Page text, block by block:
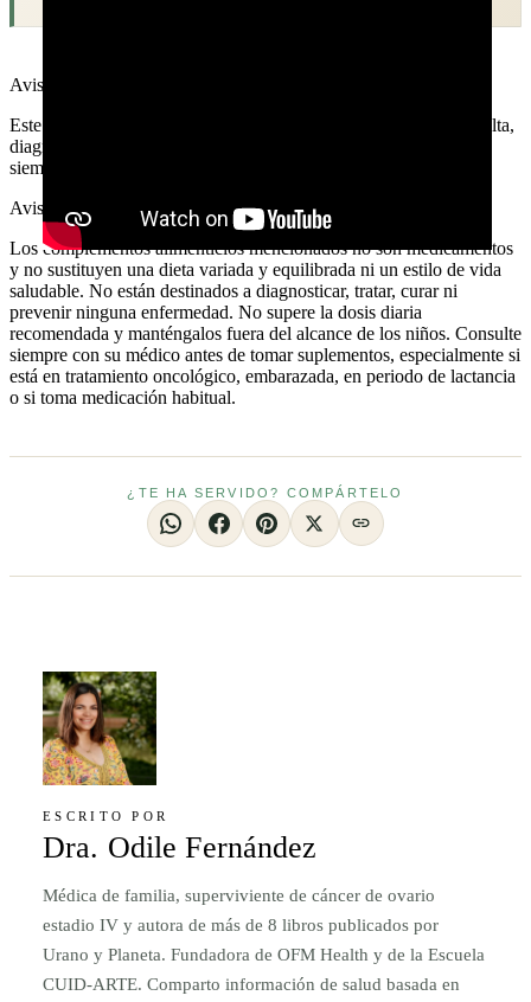
Aviso médico
Este contenido es informativo y educativo. No sustituye la consulta,
diagnóstico o tratamiento de un profesional sanitario. Consulta
siempre a tu médico antes de tomar decisiones sobre tu salud.
Aviso legal · complementos alimenticios
Los complementos alimenticios mencionados no son medicamentos
y no sustituyen una dieta variada y equilibrada ni un estilo de vida
saludable. No están destinados a diagnosticar, tratar, curar ni
prevenir ninguna enfermedad. No supere la dosis diaria
recomendada y manténgalos fuera del alcance de los niños. Consulte
siempre con su médico antes de tomar suplementos, especialmente si
está en tratamiento oncológico, embarazada, en periodo de lactancia
o si toma medicación habitual.
¿TE HA SERVIDO? COMPÁRTELO
ESCRITO POR
Dra. Odile Fernández
Médica de familia, superviviente de cáncer de ovario
estadio IV y autora de más de 8 libros publicados por
Urano y Planeta. Fundadora de OFM Health y de la Escuela
CUID-ARTE. Comparto información de salud basada en